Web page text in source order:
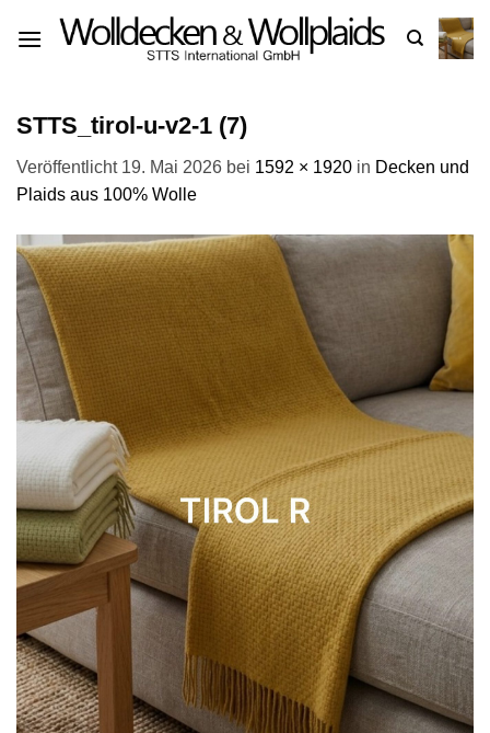
Inhalt
STTS_tirol-u-v2-1 (7)
Veröffentlicht 19. Mai 2026 bei 1592 × 1920 in Decken und
Plaids aus 100% Wolle